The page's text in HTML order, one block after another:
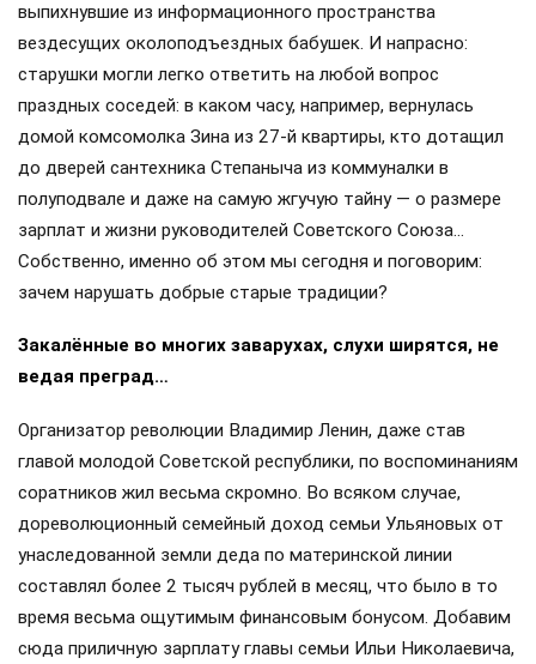
выпихнувшие из информационного пространства
вездесущих околоподъездных бабушек. И напрасно:
старушки могли легко ответить на любой вопрос
праздных соседей: в каком часу, например, вернулась
домой комсомолка Зина из 27-й квартиры, кто дотащил
до дверей сантехника Степаныча из коммуналки в
полуподвале и даже на самую жгучую тайну — о размере
зарплат и жизни руководителей Советского Союза…
Собственно, именно об этом мы сегодня и поговорим:
зачем нарушать добрые старые традиции?
Закалённые во многих заварухах, слухи ширятся, не
ведая преград…
Организатор революции Владимир Ленин, даже став
главой молодой Советской республики, по воспоминаниям
соратников жил весьма скромно. Во всяком случае,
дореволюционный семейный доход семьи Ульяновых от
унаследованной земли деда по материнской линии
составлял более 2 тысяч рублей в месяц, что было в то
время весьма ощутимым финансовым бонусом. Добавим
сюда приличную зарплату главы семьи Ильи Николаевича,